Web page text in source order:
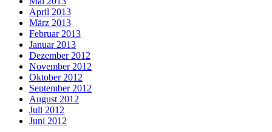
April 2013
März 2013
Februar 2013
Januar 2013
Dezember 2012
November 2012
Oktober 2012
September 2012
August 2012
Juli 2012
Juni 2012